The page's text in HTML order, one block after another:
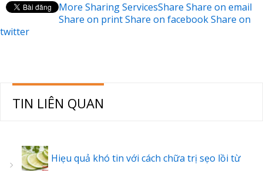
More Sharing ServicesShare Share on email
Share on printShare on facebookShare on
twitter
TIN LIÊN QUAN
Hiẹu quả khó tin với cách chữa trị sẹo lồi từ